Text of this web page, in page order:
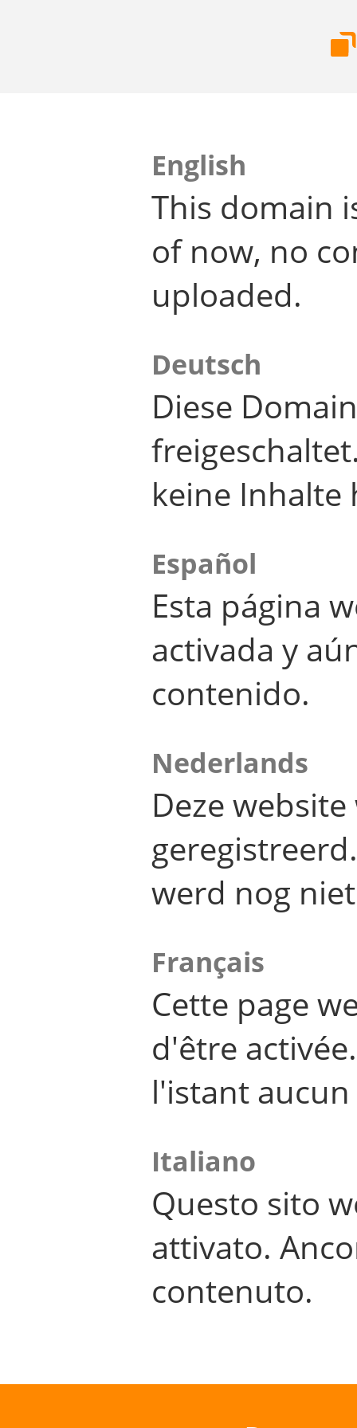
English
This domain
of now, no
uploaded.
Deutsch
Diese
keine Inhalte
Español
Esta página
activada y
contenido.
Nederlands
Deze
werd nog
Français
Cette page
d'être
l'istant
Italiano
Questo sito
attivato.
contenuto.